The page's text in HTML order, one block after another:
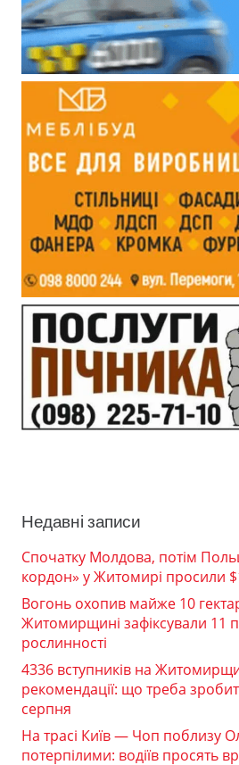
Недавні записи
Спочатку Молдова, потім
кордон» у Житомирі просили
Вогонь охопив майже 10
Житомирщині зафіксували 11
рослинності
4336 вступників на
рекомендації: що треба
серпня
На трасі Київ — Чоп поблизу
потерпілими: водіїв просять